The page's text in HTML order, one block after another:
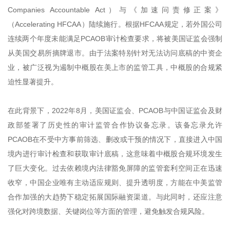
Companies Accountable Act）与《加速问责修正案》
（Accelerating HFCAA）陆续施行。根据HFCAA规定，若外国公司
连续两个年度未能满足PCAOB审计检查要求，将被美国证监会强制
从美国交易所摘牌退市。由于法案特别针对无法访问底稿的中资企
业，被广泛视为遏制中概股在美上市的监管工具，中概股的合规紧
迫性显著提升。
在此背景下，2022年8月，美国证监会、PCAOB与中国证监会及财
政部签署了历史性的审计监管合作协议备忘录。该备忘录允许
PCAOB在不受中方事前筛选、删改或干预的情况下，直接进入中国
境内进行审计检查和获取审计底稿，这意味着中概股合规环境发生
了巨大变化。过去依赖境内法律豁免屏障的监管套利空间正在迅速
收窄，中国企业唯有主动适应规则、提升透明度，方能在中美监管
合作加强的大趋势下稳定拓展国际融资渠道。与此同时，还应注意
强化对跨境数据、关键岗位等方面的管理，避免触发合规风险。